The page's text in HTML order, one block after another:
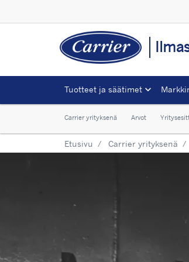
Tuotteet ja säätimet
Carrier yrityksenä Arvot
Etusivu Carrier yrityksenä